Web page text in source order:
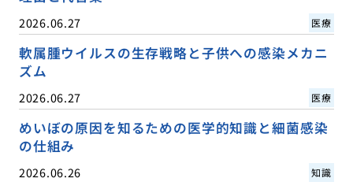
2026.06.27 医療
軟属腫ウイルスの生存戦略と子供への感染メカニ
ズム
2026.06.27 医療
めいぼの原因を知るための医学的知識と細菌感染
の仕組み
2026.06.26 知識